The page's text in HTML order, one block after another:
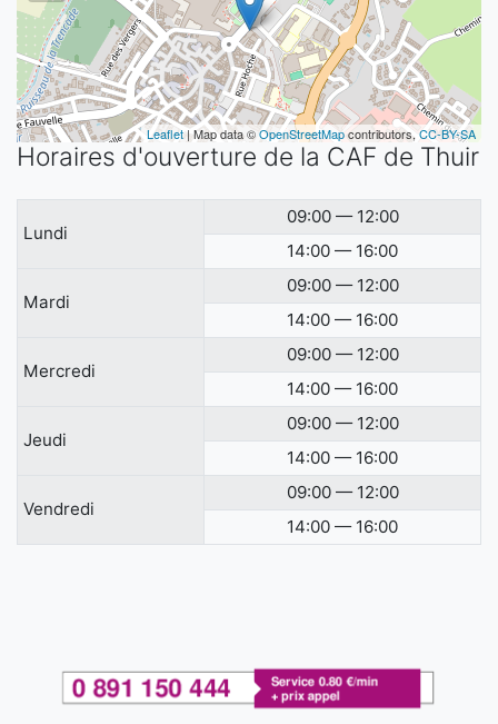
Leaflet| Map data ©OpenStreetMapcontributors,CC-BY-SA
Horaires d'ouverture de la CAF de Thuir
Lundi
09:00 — 12:00
14:00 — 16:00
Mardi
09:00 — 12:00
14:00 — 16:00
Mercredi
09:00 — 12:00
14:00 — 16:00
Jeudi
09:00 — 12:00
14:00 — 16:00
Vendredi
09:00 — 12:00
14:00 — 16:00